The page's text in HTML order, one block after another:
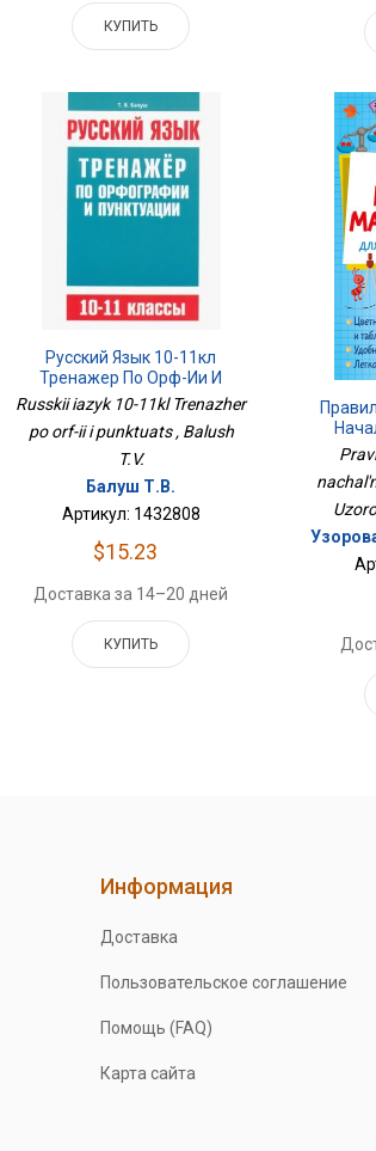
КУПИТЬ
Русский Язык 10-11кл
Тренажер По Орф-Ии И
Пунктуац
Russkii iazyk 10-11kl Trenazher
po orf-ii i punktuats , Balush
T.V.
Балуш Т.В.
Артикул: 1432808
$15.23
Доставка за 14–20 дней
КУПИТЬ
Информация
Доставка
Пользовательское соглашение
Помощь (FAQ)
Карта сайта